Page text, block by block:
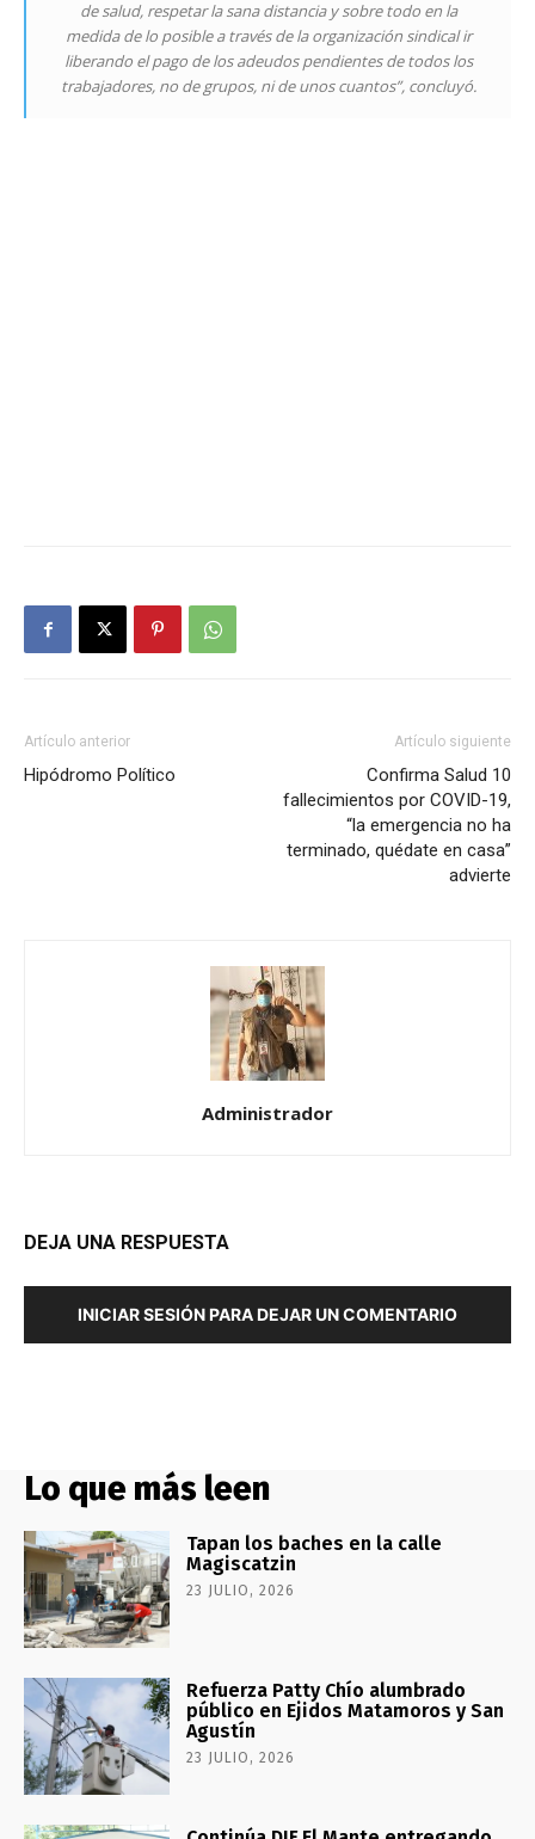
de salud, respetar la sana distancia y sobre todo en la
medida de lo posible a través de la organización sindical ir
liberando el pago de los adeudos pendientes de todos los
trabajadores, no de grupos, ni de unos cuantos”, concluyó.
Artículo anterior
Hipódromo Político
Artículo siguiente
Confirma Salud 10
fallecimientos por COVID-19,
“la emergencia no ha
terminado, quédate en casa”
advierte
Administrador
DEJA UNA RESPUESTA
INICIAR SESIÓN PARA DEJAR UN COMENTARIO
Lo que más leen
Tapan los baches en la calle
Magiscatzin
23 JULIO, 2026
Refuerza Patty Chío alumbrado
público en Ejidos Matamoros y San
Agustín
23 JULIO, 2026